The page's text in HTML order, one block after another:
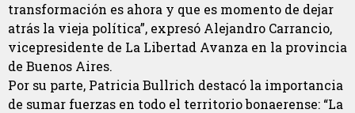
transformación es ahora y que es momento de dejar
atrás la vieja política”, expresó Alejandro Carrancio,
vicepresidente de La Libertad Avanza en la provincia
de Buenos Aires.
Por su parte, Patricia Bullrich destacó la importancia
de sumar fuerzas en todo el territorio bonaerense: “La